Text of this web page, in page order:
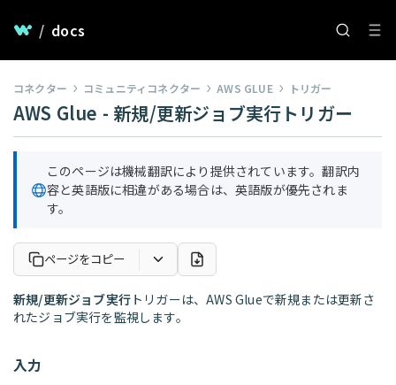
/ docs
コネクター コミュニティコネクター AWS GLUE トリガー
AWS Glue - 新規/更新ジョブ実行トリガー
このページは機械翻訳により提供されています。翻訳内
容と英語版に相違がある場合は、英語版が優先されま
す。
ページをコピー
新規/更新ジョブ実行 トリガーは、AWS Glueで新規または更新さ
れたジョブ実行を監視します。
入力